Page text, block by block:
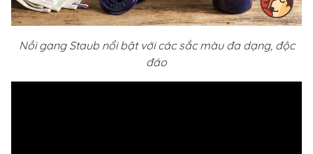
Nồi gang Staub nổi bật với các sắc màu đa dạng, độc
đáo